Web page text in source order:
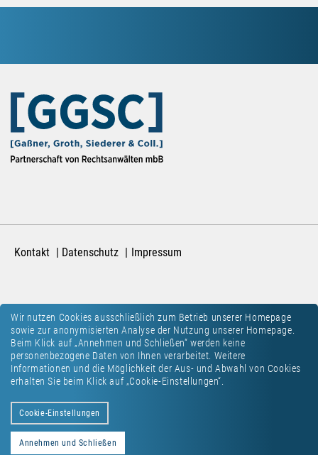
Wir nutzen Cookies ausschließlich zum Betrieb unserer Homepage
sowie zur anonymisierten Analyse der Nutzung unserer Homepage.
Beim Klick auf „Annehmen und Schließen“ werden keine
personenbezogene Daten von Ihnen verarbeitet. Weitere
Informationen und die Möglichkeit der Aus- und Abwahl von Cookies
erhalten Sie beim Klick auf „Cookie-Einstellungen“.
Cookie-Einstellungen
Annehmen und Schließen
Kontakt Datenschutz Impressum